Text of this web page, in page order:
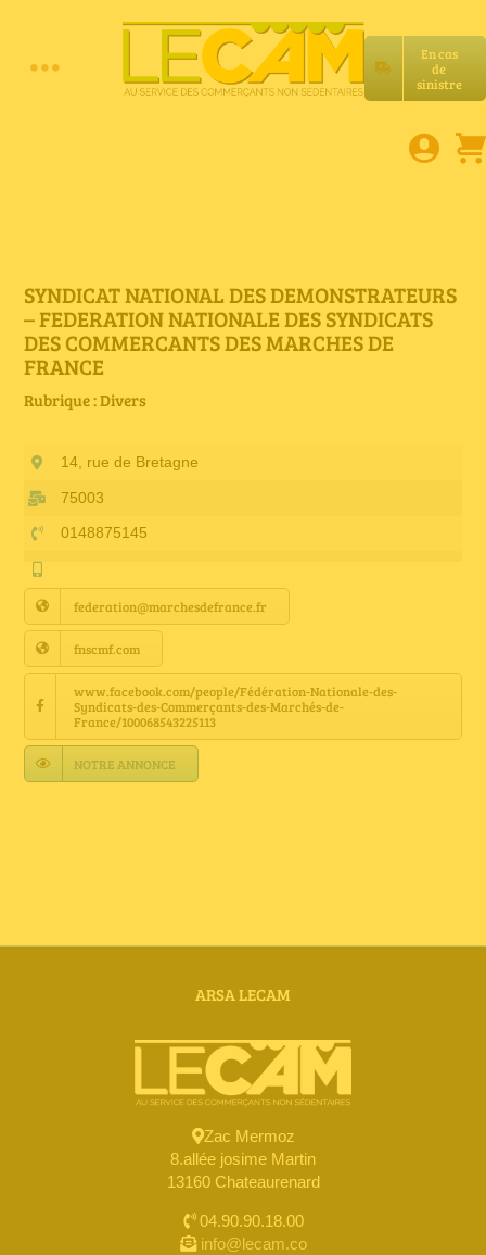
En cas
de
sinistre
Toggle
E-book
Services LeCam
Annuaire Fournisseurs
Actualités
Contact
SYNDICAT NATIONAL DES DEMONSTRATEURS
– FEDERATION NATIONALE DES SYNDICATS
DES COMMERCANTS DES MARCHES DE
FRANCE
Rubrique : Divers
14, rue de Bretagne
75003
0148875145
federation@marchesdefrance.fr
fnscmf.com
www.facebook.com/people/Fédération-Nationale-des-
Syndicats-des-Commerçants-des-Marchés-de-
France/100068543225113
NOTRE ANNONCE
ARSA LECAM
Zac Mermoz
8.allée josime Martin
13160 Chateaurenard
04.90.90.18.00
info@lecam.co